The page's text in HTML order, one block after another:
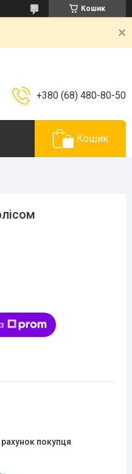
Кошик
+380 (68) 480-80-50
Кошик
рахунок покупця